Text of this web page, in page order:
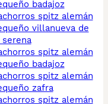
badajoz
villanueva de
serena
badajoz
zafra